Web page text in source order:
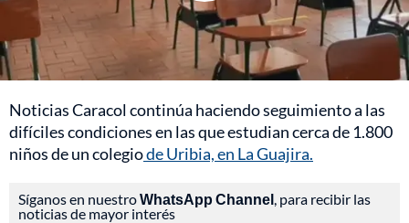
Noticias Caracol continúa haciendo seguimiento a las
difíciles condiciones en las que estudian cerca de 1.800
niños de un colegiode Uribia, en La Guajira.
Síganos en nuestroWhatsApp Channel , para recibir las
noticias de mayor interés